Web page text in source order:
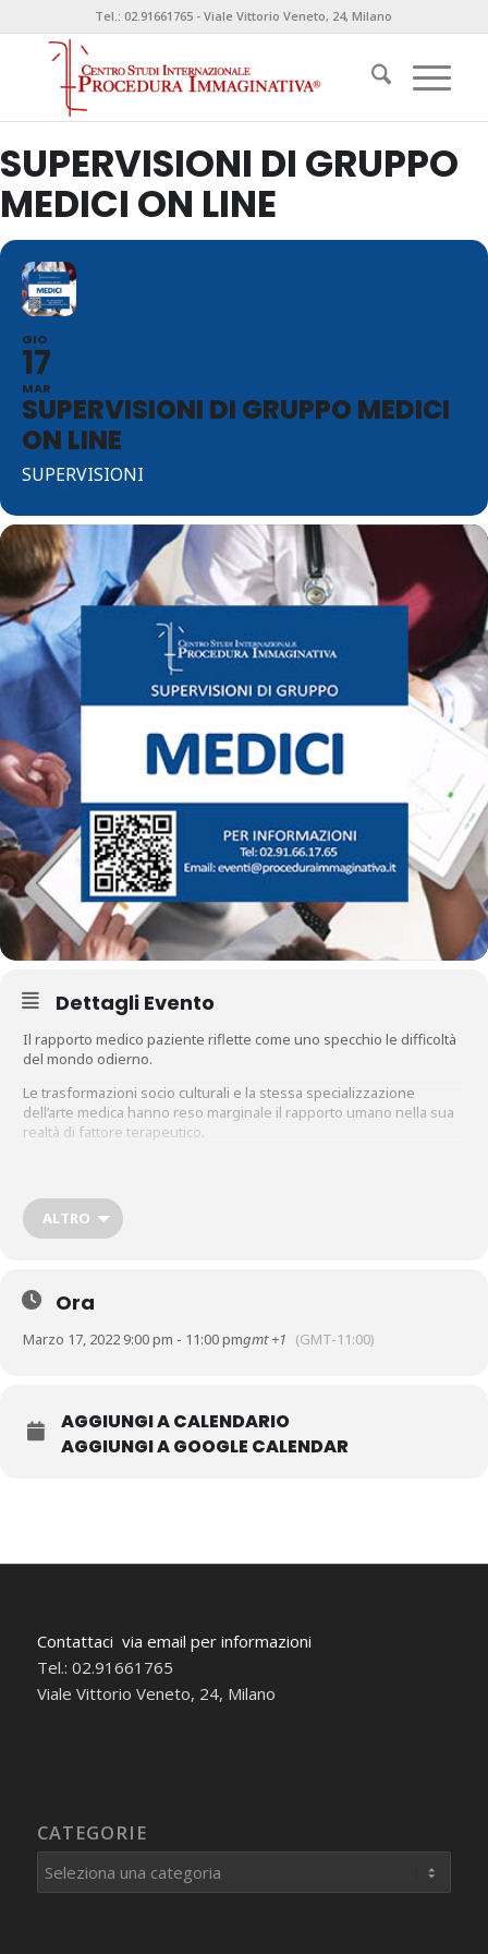
Tel.: 02.91661765 - Viale Vittorio Veneto, 24, Milano
SUPERVISIONI DI GRUPPO
MEDICI ON LINE
GIO
17
MAR
SUPERVISIONI DI GRUPPO MEDICI
ON LINE
SUPERVISIONI
Dettagli Evento
Il rapporto medico paziente riflette come uno specchio le difficoltà
del mondo odierno.
Le trasformazioni socio culturali e la stessa specializzazione
dell’arte medica hanno reso marginale il rapporto umano nella sua
realtà di fattore terapeutico.
né emotivamente né professionalmente preparati.
Un confronto di esperienze tra colleghi, una Metodologia di
Mentale”.
ALTRO
Ora
Marzo 17, 2022 9:00 pm - 11:00 pmgmt +1 (GMT-11:00)
AGGIUNGI A CALENDARIO
AGGIUNGI A GOOGLE CALENDAR
Contattaci via email per informazioni
Tel.: 02.91661765
Viale Vittorio Veneto, 24, Milano
CATEGORIE
Categorie